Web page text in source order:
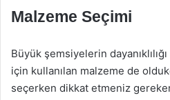
Malzeme Seçimi
Büyük şemsiyelerin
için kullanılan malzeme de
seçerken dikkat etmeniz